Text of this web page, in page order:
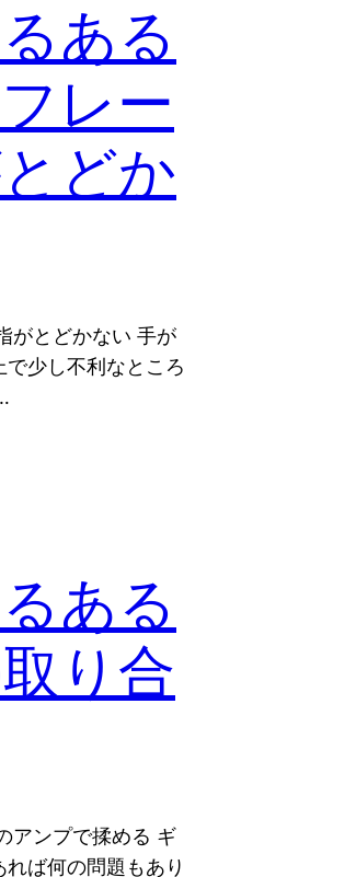
ある
レー
どか
がとどかない 手が
少し不利なところ
ある
り合
アンプで揉める ギ
ば何の問題もあり